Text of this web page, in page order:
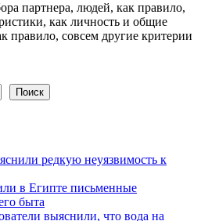
партнера, людей, как правило,
как личность и общие
правило, совсем другие критерии
Поиск
редкую неуязвимость к
в Египте письменные
быта
выяснили, что вода на